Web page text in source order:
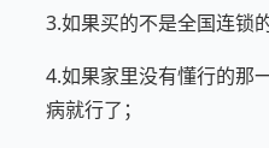
3.如果买的不是全国连锁
4.如果家里没有懂行的那
病就行了；